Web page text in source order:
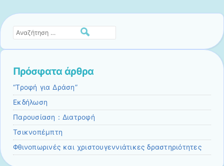
Αναζήτηση
Πρόσφατα άρθρα
“Τροφή για Δράση”
Εκδήλωση
Παρουσίαση : Διατροφή
Τσικνοπέμπτη
Φθινοπωρινές και χριστουγεννιάτικες δραστηριότητες